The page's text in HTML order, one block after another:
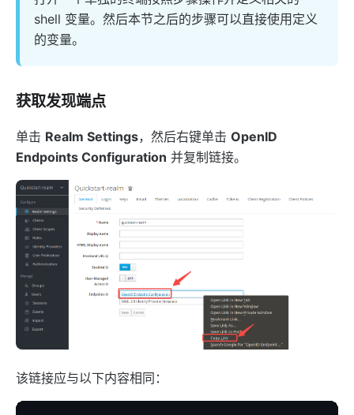
shell 变量。然后本节之后的步骤可以直接使用定义
的变量。
获取发现端点
单击 Realm Settings，然后右键单击 OpenID
Endpoints Configuration 并复制链接。
该链接应与以下内容相同：